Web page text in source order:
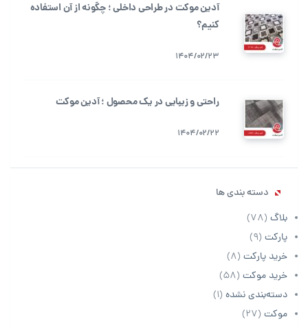
آدین موکت در طراحی داخلی ؛ چگونه از آن استفاده
کنیم؟
1404/02/23
راحتی و زیبایی در یک محصول ؛ آدین موکت
1404/02/22
دسته بندی ها
بلاگ (78)
پارکت (9)
خرید پارکت (8)
خرید موکت (58)
دسته‌بندی نشده (1)
موکت (27)